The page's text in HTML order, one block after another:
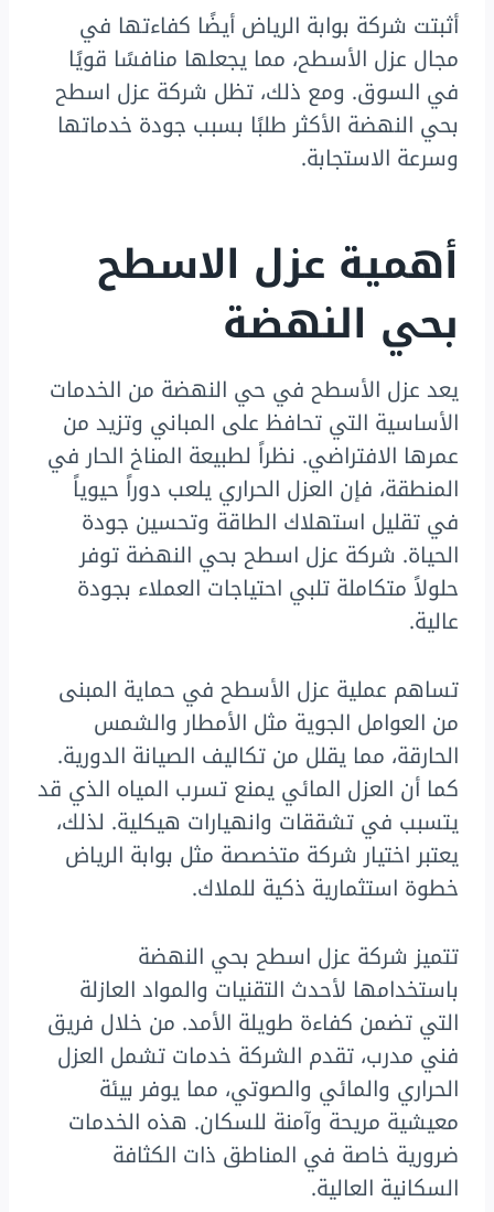
أثبتت شركة بوابة الرياض أيضًا كفاءتها في
مجال عزل الأسطح، مما يجعلها منافسًا قويًا
في السوق. ومع ذلك، تظل شركة عزل اسطح
بحي النهضة الأكثر طلبًا بسبب جودة خدماتها
وسرعة الاستجابة.
أهمية عزل الاسطح
بحي النهضة
يعد عزل الأسطح في حي النهضة من الخدمات
الأساسية التي تحافظ على المباني وتزيد من
عمرها الافتراضي. نظراً لطبيعة المناخ الحار في
المنطقة، فإن العزل الحراري يلعب دوراً حيوياً
في تقليل استهلاك الطاقة وتحسين جودة
الحياة. شركة عزل اسطح بحي النهضة توفر
حلولاً متكاملة تلبي احتياجات العملاء بجودة
عالية.
تساهم عملية عزل الأسطح في حماية المبنى
من العوامل الجوية مثل الأمطار والشمس
الحارقة، مما يقلل من تكاليف الصيانة الدورية.
كما أن العزل المائي يمنع تسرب المياه الذي قد
يتسبب في تشققات وانهيارات هيكلية. لذلك،
يعتبر اختيار شركة متخصصة مثل بوابة الرياض
خطوة استثمارية ذكية للملاك.
تتميز شركة عزل اسطح بحي النهضة
باستخدامها لأحدث التقنيات والمواد العازلة
التي تضمن كفاءة طويلة الأمد. من خلال فريق
فني مدرب، تقدم الشركة خدمات تشمل العزل
الحراري والمائي والصوتي، مما يوفر بيئة
معيشية مريحة وآمنة للسكان. هذه الخدمات
ضرورية خاصة في المناطق ذات الكثافة
السكانية العالية.